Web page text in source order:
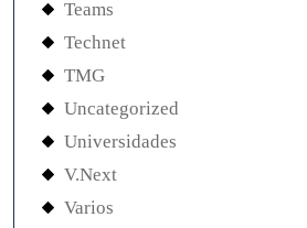
Teams
Technet
TMG
Uncategorized
Universidades
V.Next
Varios